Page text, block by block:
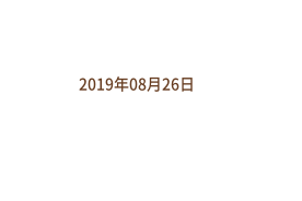
2019年08月26日